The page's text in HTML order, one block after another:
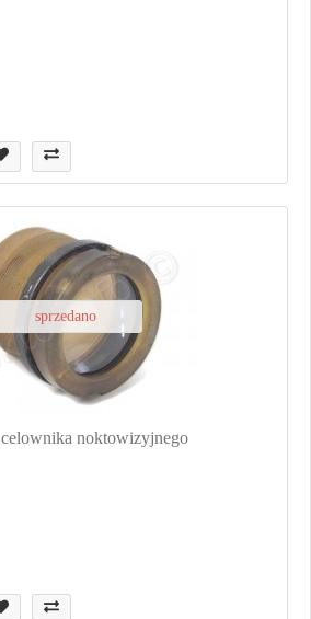
sprzedano
noktowizyjnego